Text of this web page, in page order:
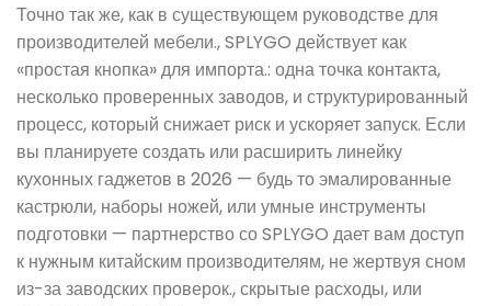
Точно так же, как в существующем руководстве для
производителей мебели., SPLYGO действует как
«простая кнопка» для импорта.: одна точка контакта,
несколько проверенных заводов, и структурированный
процесс, который снижает риск и ускоряет запуск. Если
вы планируете создать или расширить линейку
кухонных гаджетов в 2026 — будь то эмалированные
кастрюли, наборы ножей, или умные инструменты
подготовки — партнерство со SPLYGO дает вам доступ
к нужным китайским производителям, не жертвуя сном
из-за заводских проверок., скрытые расходы, или